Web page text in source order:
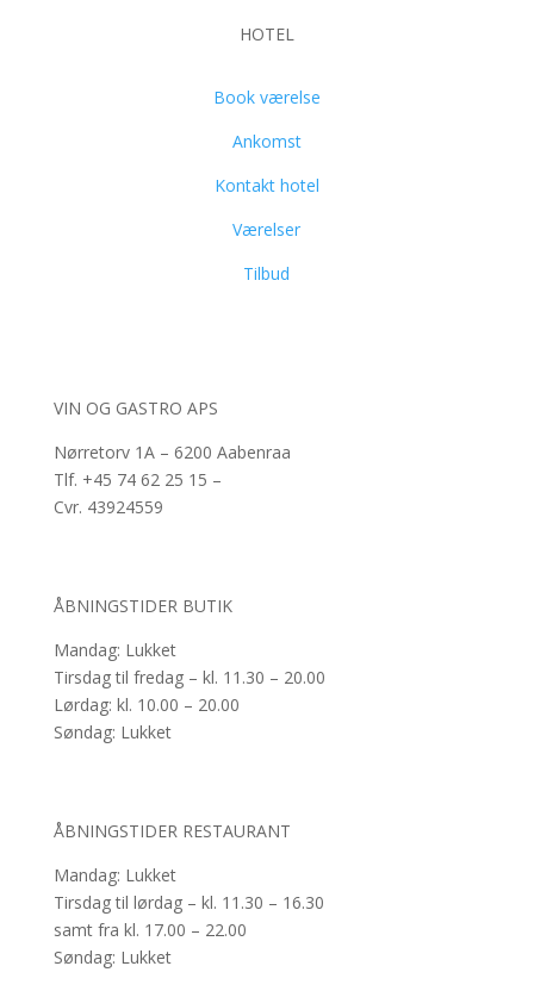
HOTEL
Book værelse
Ankomst
Kontakt hotel
Værelser
Tilbud
VIN OG GASTRO APS
Nørretorv 1A – 6200 Aabenraa
Tlf. +45 74 62 25 15 –
Cvr. 43924559
ÅBNINGSTIDER BUTIK
Mandag: Lukket
Tirsdag til fredag – kl. 11.30 – 20.00
Lørdag: kl. 10.00 – 20.00
Søndag: Lukket
ÅBNINGSTIDER RESTAURANT
Mandag: Lukket
Tirsdag til lørdag – kl. 11.30 – 16.30
samt fra kl. 17.00 – 22.00
Søndag: Lukket